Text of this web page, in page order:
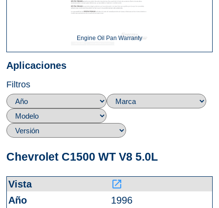
Engine Oil Pan Warranty
Aplicaciones
Filtros
Chevrolet C1500 WT V8 5.0L
launch
1996